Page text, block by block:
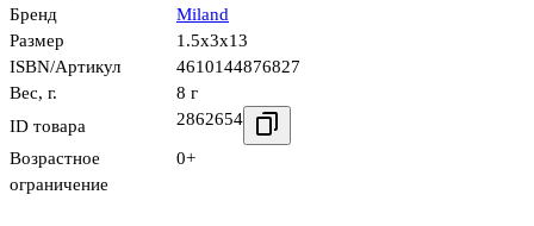
Бренд
Miland
Размер
1.5x3x13
ISBN/Артикул
4610144876827
Вес, г.
8 г
ID товара
2862654
Возрастное
ограничение
0+